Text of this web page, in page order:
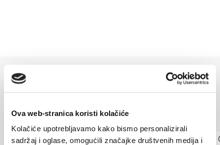
Ova web-stranica koristi kolačiće
Kolačiće upotrebljavamo kako bismo personalizirali
sadržaj i oglase, omogućili značajke društvenih medija i
VERANSTALTUNGEN
Mehr entdecken
17. August 2026